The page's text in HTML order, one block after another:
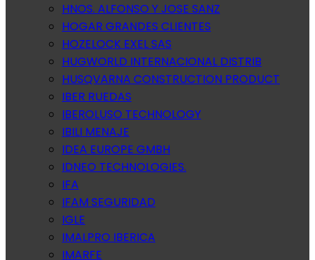
HNOS. ALFONSO Y JOSE SANZ
HOGAR GRANDES CLIENTES
HOZELOCK EXEL SAS
HUGWORLD INTERNACIONAL DISTRIB
HUSQVARNA CONSTRUCTION PRODUCT
IBER RUEDAS
IBEROLUSO TECHNOLOGY
IBILI MENAJE
IDEA EUROPE GMBH
IDNEO TECHNOLOGIES.
IFA
IFAM SEGURIDAD
IGLE
IMALPRO IBERICA
IMARFE